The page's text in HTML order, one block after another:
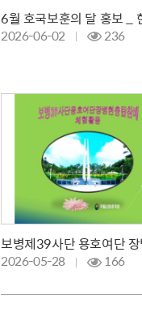
2026-06-02 236
2026-05-28 166